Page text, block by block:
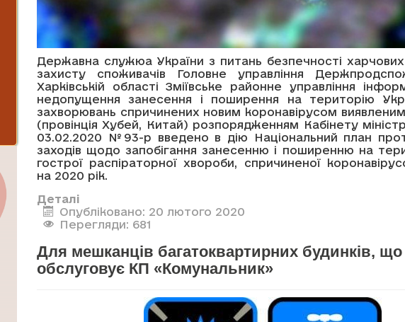
Державна служюа України з питань безпечності
захисту споживачів Головне управління
Харківській області Зміївське районне управління
недопущення занесення і поширення на територію
захворювань спричинених новим коронавірусом виявленим
(провінція Хубей, Китай) розпорядженням Кабінету
03.02.2020 №93-р введено в дію Національний план
заходів щодо запобігання занесенню і поширенню на
гострої распіраторної хвороби, спричиненої
на 2020 рік.
Деталі
Опубліковано: 20 лютого 2020
Перегляди: 681
Для мешканців багатоквартирних будинків, що
обслуговує КП «Комунальник»